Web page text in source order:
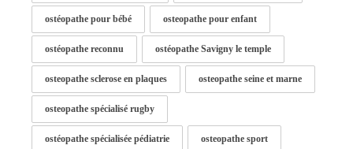
ostéopathe pour bébé osteopathe pour enfant
ostéopathe reconnu ostéopathe Savigny le temple
osteopathe sclerose en plaques osteopathe seine et marne
osteopathe spécialisé rugby
ostéopathe spécialisée pédiatrie osteopathe sport